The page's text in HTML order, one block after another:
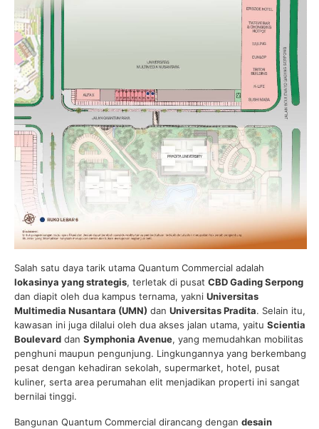
Salah satu daya tarik utama Quantum Commercial adalah
lokasinya yang strategis, terletak di pusat CBD Gading Serpong
dan diapit oleh dua kampus ternama, yakni Universitas
Multimedia Nusantara (UMN) dan Universitas Pradita. Selain itu,
kawasan ini juga dilalui oleh dua akses jalan utama, yaitu Scientia
Boulevard dan Symphonia Avenue, yang memudahkan mobilitas
penghuni maupun pengunjung. Lingkungannya yang berkembang
pesat dengan kehadiran sekolah, supermarket, hotel, pusat
kuliner, serta area perumahan elit menjadikan properti ini sangat
bernilai tinggi.
Bangunan Quantum Commercial dirancang dengan desain